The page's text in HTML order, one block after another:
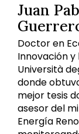
Juan
Doctor en
Innovación y
Università
donde
mejor tesis
asesor del
Energía